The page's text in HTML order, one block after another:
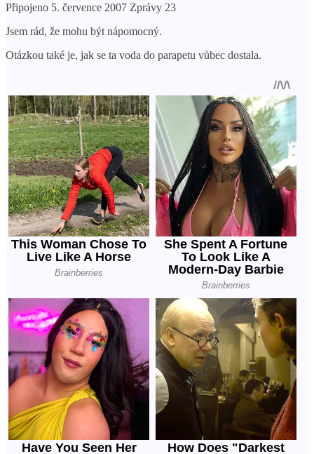
Připojeno 5. července 2007 Zprávy 23
Jsem rád, že mohu být nápomocný.
Otázkou také je, jak se ta voda do parapetu vůbec dostala.